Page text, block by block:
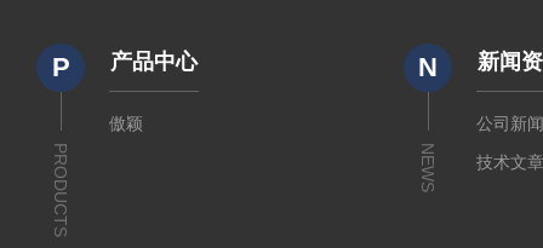
P
PRODUCTS
产品中心
傲颖
N
NEWS
新闻
公司新
技术文